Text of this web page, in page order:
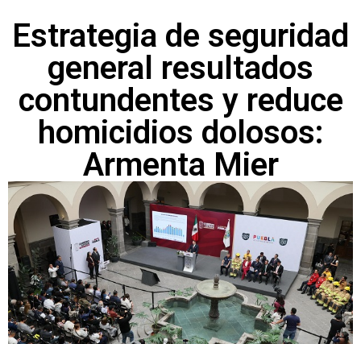
Estrategia de seguridad
general resultados
contundentes y reduce
homicidios dolosos:
Armenta Mier